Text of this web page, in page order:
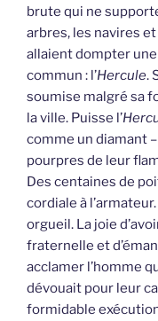
brute qui ne
arbres, les navires
allaient dompter une
commun : l’Hercule.
soumise malgré sa
la ville. Puisse l’
comme un diamant
pourpres de leur
Des centaines de
cordiale à
orgueil. La joie
fraternelle et
acclamer l’homme
dévouait pour leur
formidable